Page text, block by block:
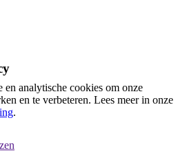
analytische cookies om onze
en te verbeteren. Lees meer in onze
.